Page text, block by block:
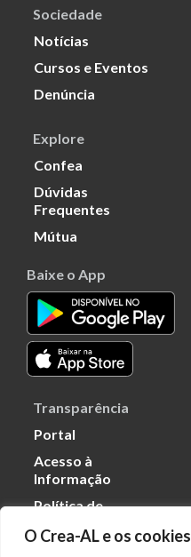
O Crea-AL e os cookies
Sociedade
Notícias
Cursos e Eventos
Denúncia
Explore
Confea
Dúvidas
Frequentes
Mútua
Baixe o App
Transparência
Portal
Acesso à
Informação
Política de
Dados